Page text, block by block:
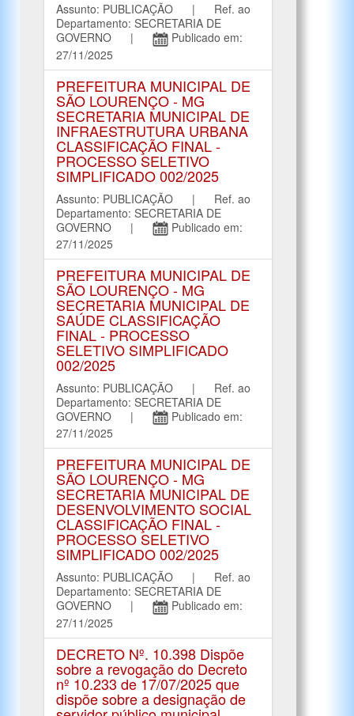
Assunto: PUBLICAÇÃO | Ref. ao
Departamento: SECRETARIA DE
GOVERNO |
Publicado em:
27/11/2025
PREFEITURA MUNICIPAL DE
SÃO LOURENÇO - MG
SECRETARIA MUNICIPAL DE
INFRAESTRUTURA URBANA
CLASSIFICAÇÃO FINAL -
PROCESSO SELETIVO
SIMPLIFICADO 002/2025
Assunto: PUBLICAÇÃO | Ref. ao
Departamento: SECRETARIA DE
GOVERNO |
Publicado em:
27/11/2025
PREFEITURA MUNICIPAL DE
SÃO LOURENÇO - MG
SECRETARIA MUNICIPAL DE
SAÚDE CLASSIFICAÇÃO
FINAL - PROCESSO
SELETIVO SIMPLIFICADO
002/2025
Assunto: PUBLICAÇÃO | Ref. ao
Departamento: SECRETARIA DE
GOVERNO |
Publicado em:
27/11/2025
PREFEITURA MUNICIPAL DE
SÃO LOURENÇO - MG
SECRETARIA MUNICIPAL DE
DESENVOLVIMENTO SOCIAL
CLASSIFICAÇÃO FINAL -
PROCESSO SELETIVO
SIMPLIFICADO 002/2025
Assunto: PUBLICAÇÃO | Ref. ao
Departamento: SECRETARIA DE
GOVERNO |
Publicado em:
27/11/2025
DECRETO Nº. 10.398 Dispõe
sobre a revogação do Decreto
nº 10.233 de 17/07/2025 que
dispõe sobre a designação de